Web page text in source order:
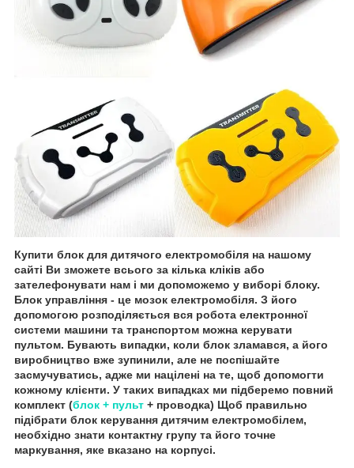
Купити блок для дитячого електромобіля на нашому
сайті Ви зможете всього за кілька кліків або
зателефонувати нам і ми допоможемо у виборі блоку.
Блок управління - це мозок електромобіля. З його
допомогою розподіляється вся робота електронної
системи машини та транспортом можна керувати
пультом. Бувають випадки, коли блок зламався, а його
виробництво вже зупинили, але не поспішайте
засмучуватись, адже ми націлені на те, щоб допомогти
кожному клієнти. У таких випадках ми підберемо повний
комплект (блок + пульт + проводка) Щоб правильно
підібрати блок керування дитячим електромобілем,
необхідно знати контактну групу та його точне
маркування, яке вказано на корпусі.